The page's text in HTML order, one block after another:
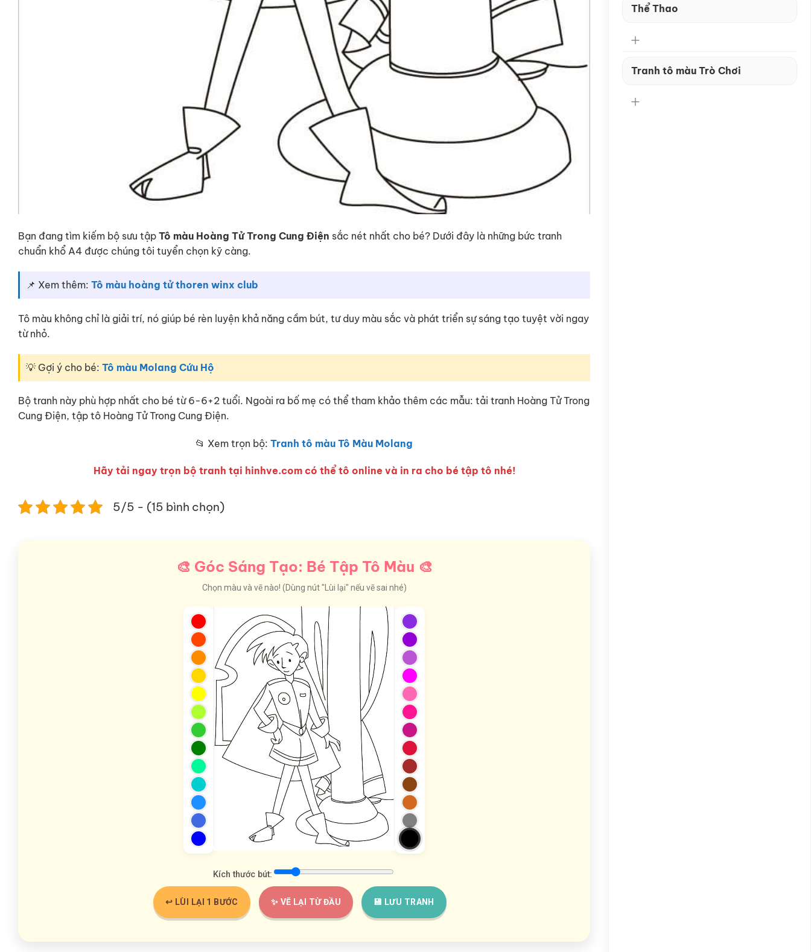
Bạn đang tìm kiếm bộ sưu tập Tô màu Hoàng Tử Trong Cung Điện sắc nét nhất cho bé? Dưới đây là những bức tranh
chuẩn khổ A4 được chúng tôi tuyển chọn kỹ càng.
📌 Xem thêm: Tô màu hoàng tử thoren winx club
Tô màu không chỉ là giải trí, nó giúp bé rèn luyện khả năng cầm bút, tư duy màu sắc và phát triển sự sáng tạo tuyệt vời ngay
từ nhỏ.
💡 Gợi ý cho bé: Tô màu Molang Cứu Hộ
Bộ tranh này phù hợp nhất cho bé từ 6-6+2 tuổi. Ngoài ra bố mẹ có thể tham khảo thêm các mẫu: tải tranh Hoàng Tử Trong
Cung Điện, tập tô Hoàng Tử Trong Cung Điện.
📂 Xem trọn bộ: Tranh tô màu Tô Màu Molang
Hãy tải ngay trọn bộ tranh tại hinhve.com có thể tô online và in ra cho bé tập tô nhé!
5/5 - (15 bình chọn)
🎨 Góc Sáng Tạo: Bé Tập Tô Màu 🎨
Chọn màu và vẽ nào! (Dùng nút "Lùi lại" nếu vẽ sai nhé)
Kích thước bút:
↩️ LÙI LẠI 1 BƯỚC ✨ VẼ LẠI TỪ ĐẦU 💾 LƯU TRANH
Thể Thao
Tranh tô màu Trò Chơi